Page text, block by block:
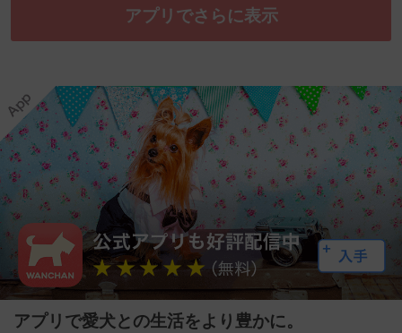
アプリでさらに表示
アプリで愛犬との生活をより豊かに。